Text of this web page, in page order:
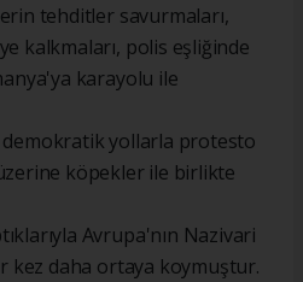
tehditler savurmaları,
kalkmaları, polis eşliğinde
karayolu ile
demokratik yollarla protesto
köpekler ile birlikte
Avrupa'nın Nazivari
kez daha ortaya koymuştur.